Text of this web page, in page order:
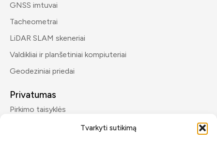
Tvarkyti sutikimą
GNSS imtuvai
Tacheometrai
LiDAR SLAM skeneriai
Valdikliai ir planšetiniai kompiuteriai
Geodeziniai priedai
Privatumas
Pirkimo taisyklės